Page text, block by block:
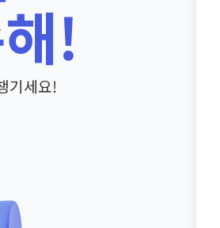
!
기세요!